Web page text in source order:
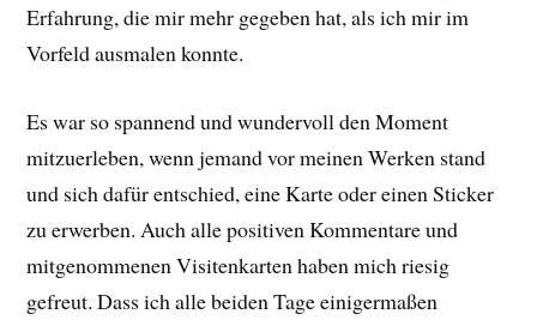
Erfahrung, die mir mehr gegeben hat, als ich mir im
Vorfeld ausmalen konnte.
Es war so spannend und wundervoll den Moment
mitzuerleben, wenn jemand vor meinen Werken stand
und sich dafür entschied, eine Karte oder einen Sticker
zu erwerben. Auch alle positiven Kommentare und
mitgenommenen Visitenkarten haben mich riesig
gefreut. Dass ich alle beiden Tage einigermaßen